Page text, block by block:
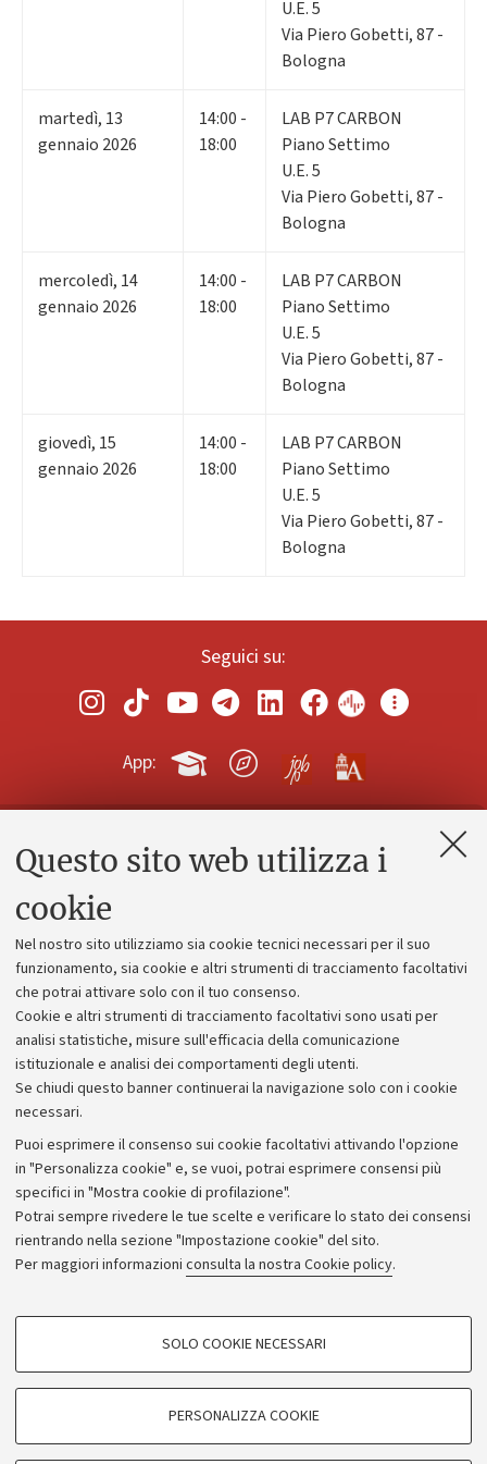
Questo sito web utilizza i
cookie
Nel nostro sito utilizziamo sia cookie tecnici necessari per il suo
funzionamento, sia cookie e altri strumenti di tracciamento facoltativi
che potrai attivare solo con il tuo consenso.
Cookie e altri strumenti di tracciamento facoltativi sono usati per
analisi statistiche, misure sull'efficacia della comunicazione
istituzionale e analisi dei comportamenti degli utenti.
Se chiudi questo banner continuerai la navigazione solo con i cookie
necessari.
Puoi esprimere il consenso sui cookie facoltativi attivando l'opzione
in "Personalizza cookie" e, se vuoi, potrai esprimere consensi più
specifici in "Mostra cookie di profilazione".
Potrai sempre rivedere le tue scelte e verificare lo stato dei consensi
rientrando nella sezione "Impostazione cookie" del sito.
Per maggiori informazioni consulta la nostra Cookie policy.
COOKIE DI PROFILAZIONE - FACOLTATIVI
SOLO COOKIE NECESSARI
PERSONALIZZA COOKIE
U.E. 5
Via Piero Gobetti, 87 -
Bologna
martedì, 13
gennaio 2026
14:00 -
18:00
LAB P7 CARBON
Piano Settimo
U.E. 5
Via Piero Gobetti, 87 -
Bologna
mercoledì, 14
gennaio 2026
14:00 -
18:00
LAB P7 CARBON
Piano Settimo
U.E. 5
Via Piero Gobetti, 87 -
Bologna
giovedì, 15
gennaio 2026
14:00 -
18:00
LAB P7 CARBON
Piano Settimo
U.E. 5
Via Piero Gobetti, 87 -
Bologna
Seguici su:
App:
Contatti e PEC
Alumni community
Piano strategico
Bilanci
Donazioni e 5x1000
Bandi, gare e concorsi
Albo online
Amministrazione trasparente
Atti di notifica
Informazioni sul sito e accessibilità
Dichiarazione di accessibilità
Privacy e note legali
Impostazioni Cookie